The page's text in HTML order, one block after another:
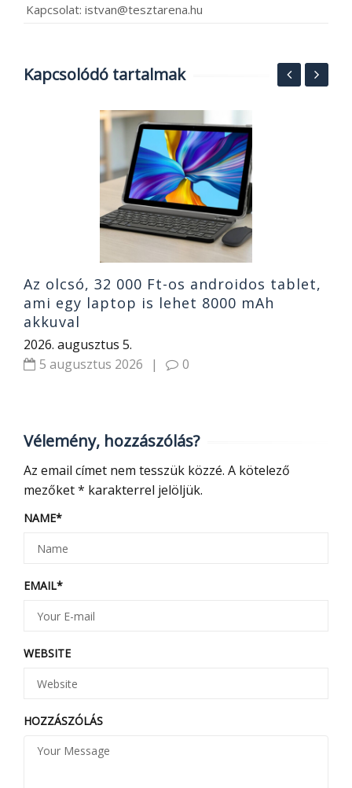
Kapcsolat: istvan@tesztarena.hu
Kapcsolódó tartalmak
Az olcsó, 32 000 Ft-os androidos tablet,
ami egy laptop is lehet 8000 mAh
akkuval
2026. augusztus 5.
5 augusztus 2026
| 0
Vélemény, hozzászólás?
Az email címet nem tesszük közzé. A kötelező
mezőket* karakterrel jelöljük.
NAME*
EMAIL*
WEBSITE
HOZZÁSZÓLÁS